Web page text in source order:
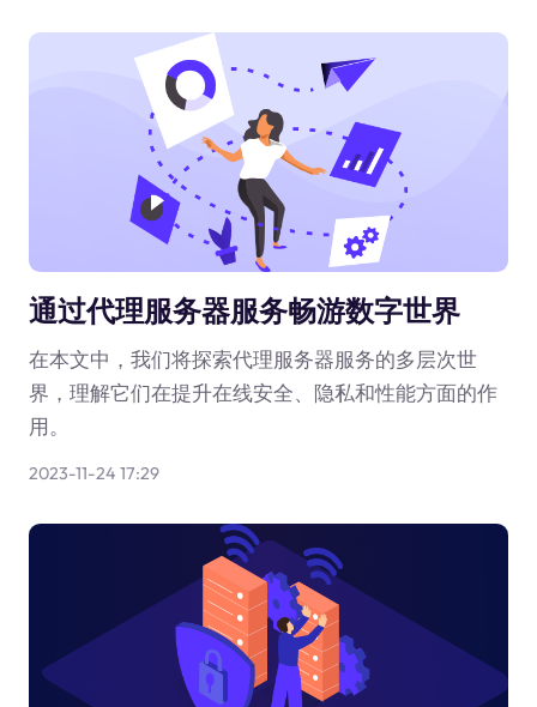
通过代理服务器服务畅游数字世界
在本文中，我们将探索代理服务器服务的多层次世
界，理解它们在提升在线安全、隐私和性能方面的作
用。
2023-11-24 17:29